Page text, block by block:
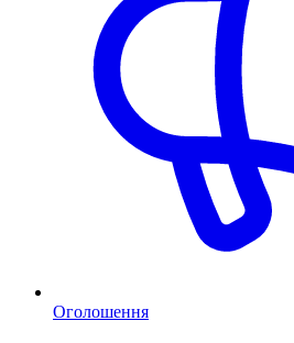
Оголошення